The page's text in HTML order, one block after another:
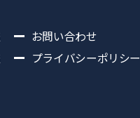
お問い合わせ
プライバシーポリシー